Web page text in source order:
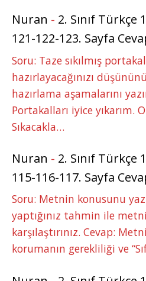
Nuran - 2. Sınıf Türkçe
121-122-123. Sayfa
Soru: Taze sıkılmış
hazırlayacağınızı
hazırlama aşamalarını
Portakalları iyice yıkarım.
Sıkacakla…
Nuran - 2. Sınıf Türkçe
115-116-117. Sayfa
Soru: Metnin konusunu
yaptığınız tahmin ile
karşılaştırınız. Cevap:
korumanın gerekliliği ve